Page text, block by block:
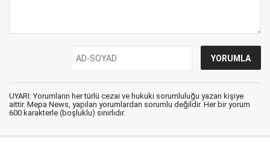
UYARI: Yorumların her türlü cezai ve hukuki sorumluluğu yazan kişiye
aittir. Mepa News, yapılan yorumlardan sorumlu değildir. Her bir yorum
600 karakterle (boşluklu) sınırlıdır.